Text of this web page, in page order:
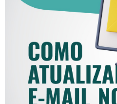
COMO
MAIL NO